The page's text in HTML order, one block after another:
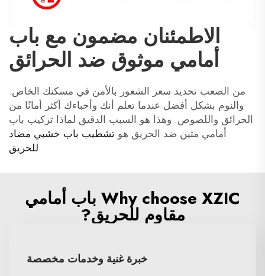
الاطمئنان مضمون مع باب
أمامي موثوق ضد الحرائق
من الصعب تحديد سعر الشعور بالأمن في مسكنك الخاص.
والنوم بشكل أفضل عندما تعلم أنك وأحباءك أكثر أمانًا من
الحرائق واللصوص. وهذا هو السبب الدقيق لماذا تركيب باب
أمامي متين ضد الحريق هو تشطيب باب خشبي مضاد
للحريق
Why choose XZIC باب أمامي
مقاوم للحريق?
خبرة غنية وخدمات مخصصة